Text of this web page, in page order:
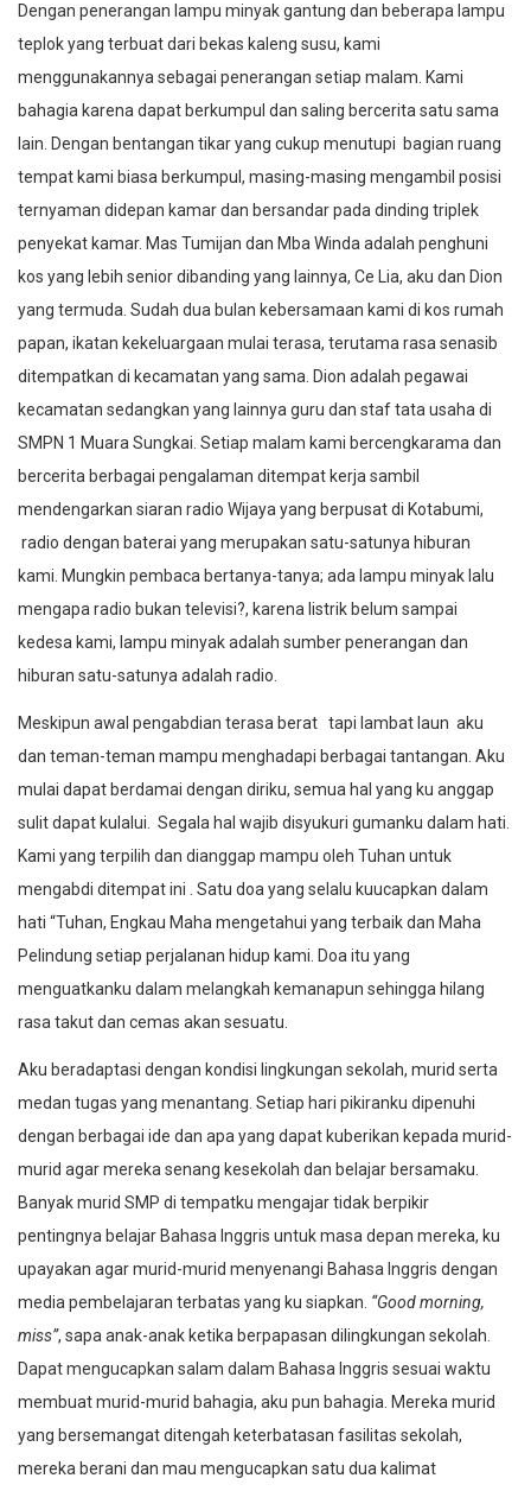
Dengan penerangan lampu minyak gantung dan beberapa lampu
teplok yang terbuat dari bekas kaleng susu, kami
menggunakannya sebagai penerangan setiap malam. Kami
bahagia karena dapat berkumpul dan saling bercerita satu sama
lain. Dengan bentangan tikar yang cukup menutupi bagian ruang
tempat kami biasa berkumpul, masing-masing mengambil posisi
ternyaman didepan kamar dan bersandar pada dinding triplek
penyekat kamar. Mas Tumijan dan Mba Winda adalah penghuni
kos yang lebih senior dibanding yang lainnya, Ce Lia, aku dan Dion
yang termuda. Sudah dua bulan kebersamaan kami di kos rumah
papan, ikatan kekeluargaan mulai terasa, terutama rasa senasib
ditempatkan di kecamatan yang sama. Dion adalah pegawai
kecamatan sedangkan yang lainnya guru dan staf tata usaha di
SMPN 1 Muara Sungkai. Setiap malam kami bercengkarama dan
bercerita berbagai pengalaman ditempat kerja sambil
mendengarkan siaran radio Wijaya yang berpusat di Kotabumi,
radio dengan baterai yang merupakan satu-satunya hiburan
kami. Mungkin pembaca bertanya-tanya; ada lampu minyak lalu
mengapa radio bukan televisi?, karena listrik belum sampai
kedesa kami, lampu minyak adalah sumber penerangan dan
hiburan satu-satunya adalah radio.
Meskipun awal pengabdian terasa berat tapi lambat laun aku
dan teman-teman mampu menghadapi berbagai tantangan. Aku
mulai dapat berdamai dengan diriku, semua hal yang ku anggap
sulit dapat kulalui. Segala hal wajib disyukuri gumanku dalam hati.
Kami yang terpilih dan dianggap mampu oleh Tuhan untuk
mengabdi ditempat ini . Satu doa yang selalu kuucapkan dalam
hati “Tuhan, Engkau Maha mengetahui yang terbaik dan Maha
Pelindung setiap perjalanan hidup kami. Doa itu yang
menguatkanku dalam melangkah kemanapun sehingga hilang
rasa takut dan cemas akan sesuatu.
Aku beradaptasi dengan kondisi lingkungan sekolah, murid serta
medan tugas yang menantang. Setiap hari pikiranku dipenuhi
dengan berbagai ide dan apa yang dapat kuberikan kepada murid-
murid agar mereka senang kesekolah dan belajar bersamaku.
Banyak murid SMP di tempatku mengajar tidak berpikir
pentingnya belajar Bahasa Inggris untuk masa depan mereka, ku
upayakan agar murid-murid menyenangi Bahasa Inggris dengan
media pembelajaran terbatas yang ku siapkan. “Good morning,
miss”, sapa anak-anak ketika berpapasan dilingkungan sekolah.
Dapat mengucapkan salam dalam Bahasa Inggris sesuai waktu
membuat murid-murid bahagia, aku pun bahagia. Mereka murid
yang bersemangat ditengah keterbatasan fasilitas sekolah,
mereka berani dan mau mengucapkan satu dua kalimat